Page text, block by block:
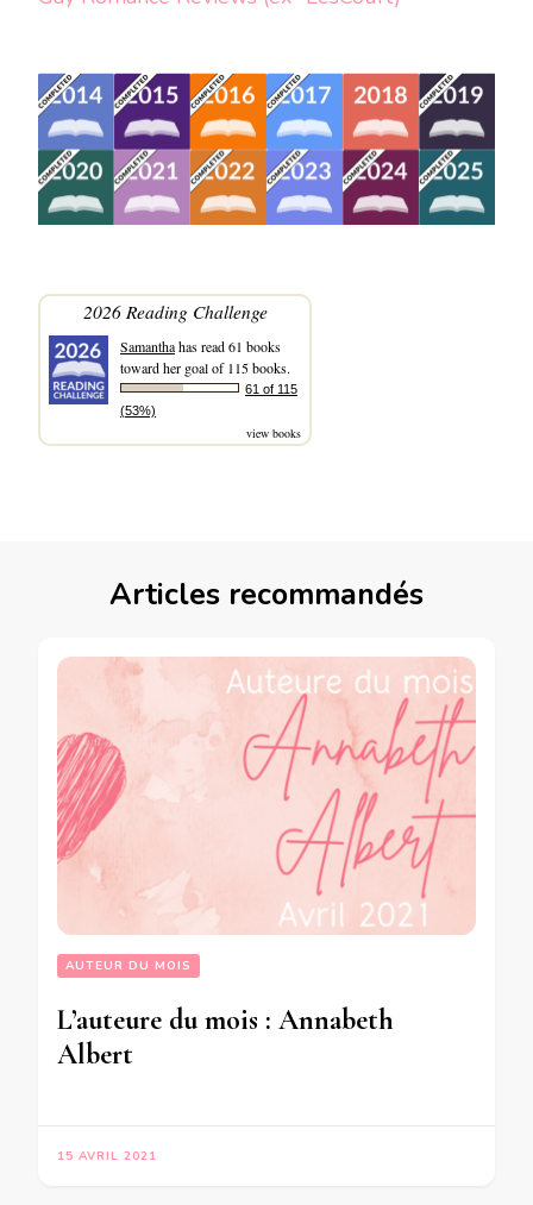
2026 Reading Challenge
Samanthahas read 61 books
toward her goal of 115 books.
61 of 115
(53%)
view books
Articles recommandés
AUTEUR DU MOIS
L’auteure du mois : Annabeth
Albert
15 AVRIL 2021